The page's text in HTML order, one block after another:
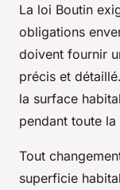
La loi Boutin
obligations
doivent fournir
précis et
la surface
pendant toute
Tout
superficie